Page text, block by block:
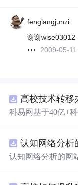
fenglangjunzi
谢谢wise03012
2009-05-11
科易网基于40亿+
新领域的AI+数智
智能化发展。
认知网络分析的网